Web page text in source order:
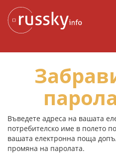
съдържанието
Въведете адреса на вашата
потребителско име в полето
вашата електронна поща
промяна на паролата.